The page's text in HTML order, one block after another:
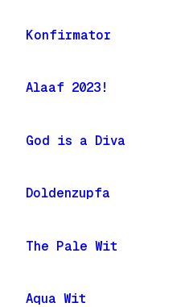
Konfirmator
Alaaf 2023!
God is a Diva
Doldenzupfa
The Pale Wit
Aqua Wit